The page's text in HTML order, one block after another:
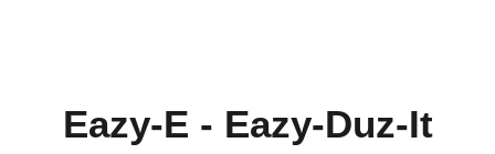
Eazy-E - Eazy-Duz-It